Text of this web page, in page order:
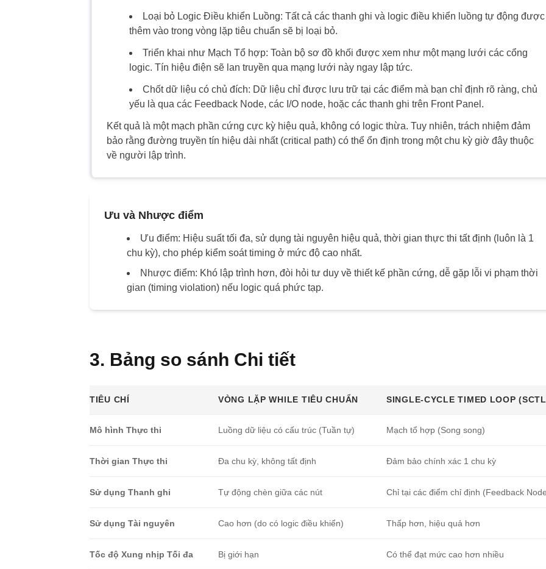
Loại bỏ Logic Điều khiển Luồng: Tất cả các thanh ghi và logic điều khiển luồng tự động được
thêm vào trong vòng lặp tiêu chuẩn sẽ bị loại bỏ.
Triển khai như Mạch Tổ hợp: Toàn bộ sơ đồ khối được xem như một mạng lưới các cổng
logic. Tín hiệu điện sẽ lan truyền qua mạng lưới này ngay lập tức.
Chốt dữ liệu có chủ đích: Dữ liệu chỉ được lưu trữ tại các điểm mà bạn chỉ định rõ ràng, chủ
yếu là qua các Feedback Node, các I/O node, hoặc các thanh ghi trên Front Panel.
Kết quả là một mạch phần cứng cực kỳ hiệu quả, không có logic thừa. Tuy nhiên, trách nhiệm đảm
bảo rằng đường truyền tín hiệu dài nhất (critical path) có thể ổn định trong một chu kỳ giờ đây thuộc
về người lập trình.
Ưu và Nhược điểm
Ưu điểm: Hiệu suất tối đa, sử dụng tài nguyên hiệu quả, thời gian thực thi tất định (luôn là 1
chu kỳ), cho phép kiểm soát timing ở mức độ cao nhất.
Nhược điểm: Khó lập trình hơn, đòi hỏi tư duy về thiết kế phần cứng, dễ gặp lỗi vi phạm thời
gian (timing violation) nếu logic quá phức tạp.
3. Bảng so sánh Chi tiết
TIÊU CHÍ VÒNG LẶP WHILE TIÊU CHUẨN SINGLE-CYCLE TIMED LOOP
Mô hình Thực thi Luồng dữ liệu có cấu trúc (Tuần tự) Mạch tổ hợp (Song song)
Thời gian Thực thi Đa chu kỳ, không tất định Đảm bảo chính xác 1 chu kỳ
Sử dụng Thanh ghi Tự động chèn giữa các nút Chỉ tại các điểm chỉ định (Feedback
Sử dụng Tài nguyên Cao hơn (do có logic điều khiển) Thấp hơn, hiệu quả hơn
Tốc độ Xung nhịp Tối đa Bị giới hạn Có thể đạt mức cao hơn nhiều